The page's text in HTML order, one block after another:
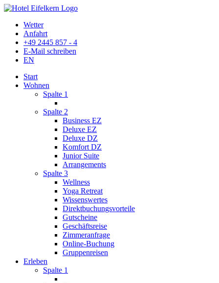
Wetter
Anfahrt
+49 2445 857 - 4
E-Mail schreiben
EN
Start
Wohnen
Spalte 1
Spalte 2
Business EZ
Deluxe EZ
Deluxe DZ
Komfort DZ
Junior Suite
Arrangements
Spalte 3
Wellness
Yoga Retreat
Wissenswertes
Direktbuchungsvorteile
Gutscheine
Geschäftsreise
Zimmeranfrage
Online-Buchung
Gruppenreisen
Erleben
Spalte 1